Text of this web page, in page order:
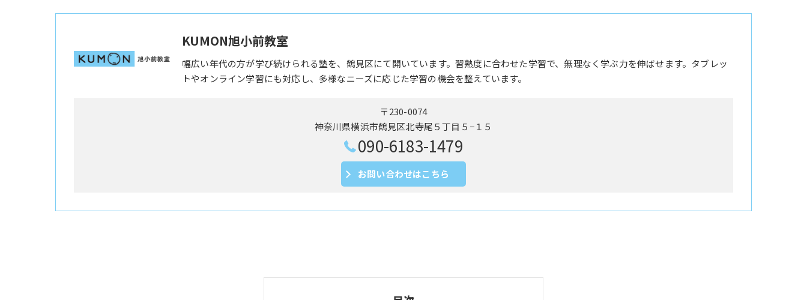
KUMON旭小前教室
幅広い年代の方が学び続けられる塾を、鶴見区にて開いています。習熟度に合わせた学習で、無理なく学ぶ力を伸ばせます。タブレッ
トやオンライン学習にも対応し、多様なニーズに応じた学習の機会を整えています。
〒230-0074
神奈川県横浜市鶴見区北寺尾５丁目５−１５
090-6183-1479
お問い合わせはこちら